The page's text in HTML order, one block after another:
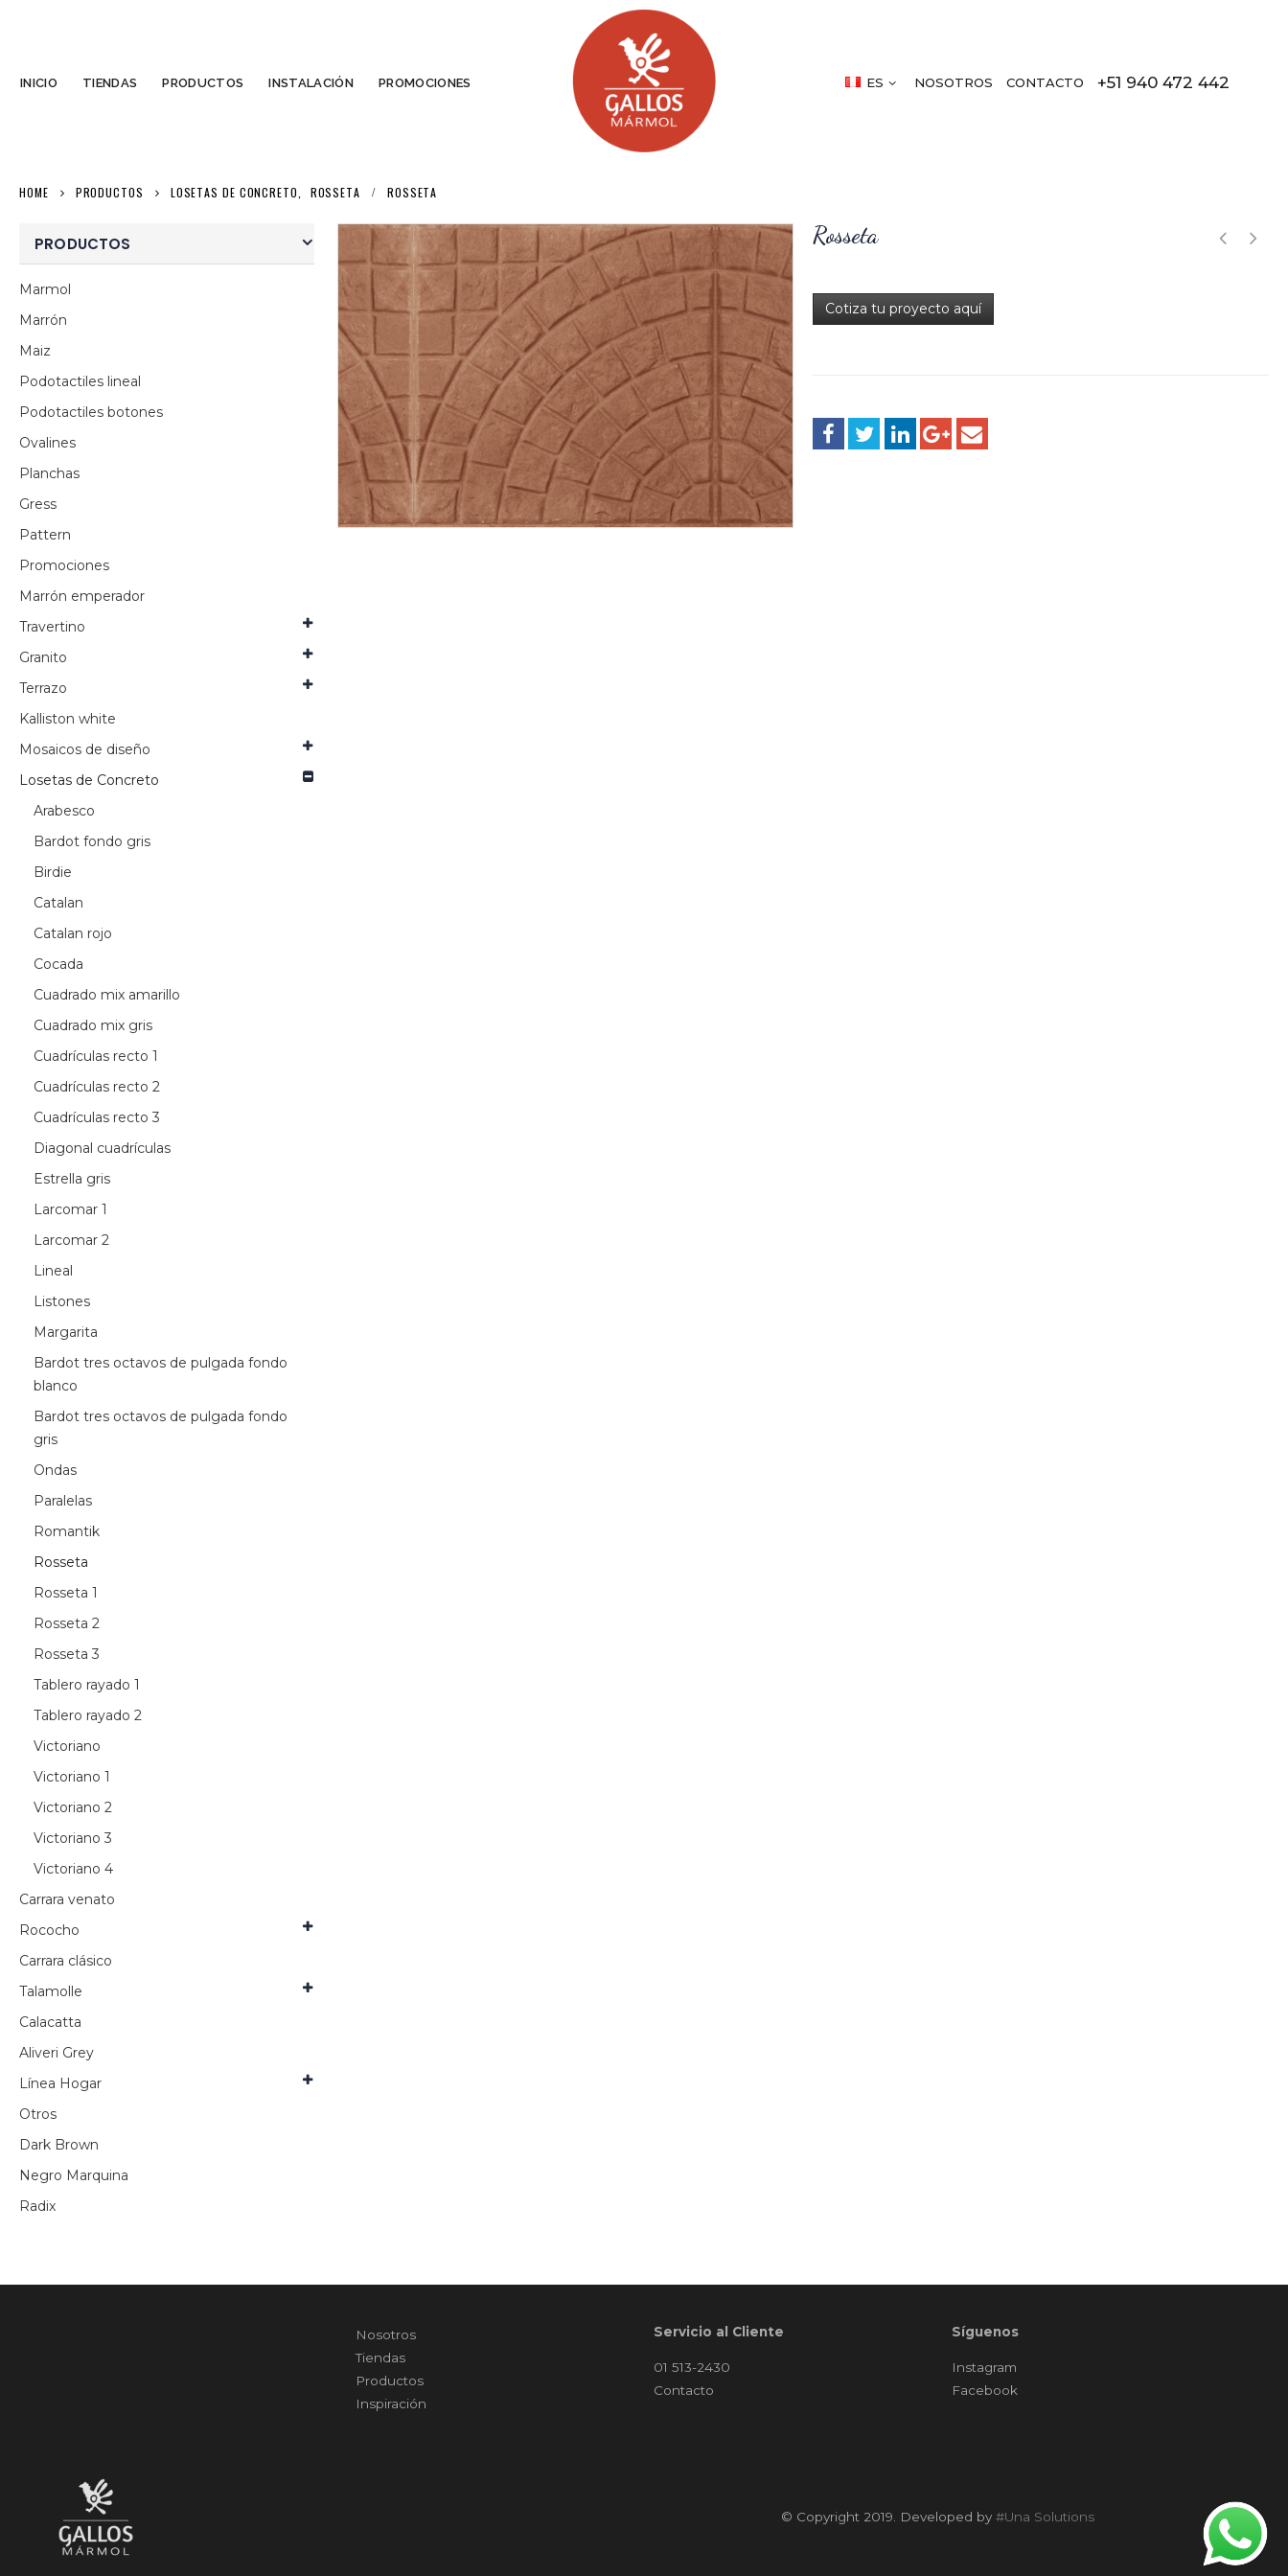
INICIO TIENDAS PRODUCTOS INSTALACIÓN PROMOCIONES ES NOSOTROS CONTACTO +51 940 472 442
HOME PRODUCTOS LOSETAS DE CONCRETO ROSSETA ROSSETA
Rosseta
Cotiza tu proyecto aquí
PRODUCTOS
Marmol
Marrón
Maiz
Podotactiles lineal
Podotactiles botones
Ovalines
Planchas
Gress
Pattern
Promociones
Marrón emperador
Travertino
Granito
Terrazo
Kalliston white
Mosaicos de diseño
Losetas de Concreto
Arabesco
Bardot fondo gris
Birdie
Catalan
Catalan rojo
Cocada
Cuadrado mix amarillo
Cuadrado mix gris
Cuadrículas recto 1
Cuadrículas recto 2
Cuadrículas recto 3
Diagonal cuadrículas
Estrella gris
Larcomar 1
Larcomar 2
Lineal
Listones
Margarita
Bardot tres octavos de pulgada fondo
blanco
Bardot tres octavos de pulgada fondo
gris
Ondas
Paralelas
Romantik
Rosseta
Rosseta 1
Rosseta 2
Rosseta 3
Tablero rayado 1
Tablero rayado 2
Victoriano
Victoriano 1
Victoriano 2
Victoriano 3
Victoriano 4
Carrara venato
Rococho
Carrara clásico
Talamolle
Calacatta
Aliveri Grey
Línea Hogar
Otros
Dark Brown
Negro Marquina
Radix
Nosotros
Tiendas
Productos
Inspiración
Servicio al Cliente
01 513-2430
Contacto
Síguenos
Instagram
Facebook
© Copyright 2019. Developed by #Una Solutions